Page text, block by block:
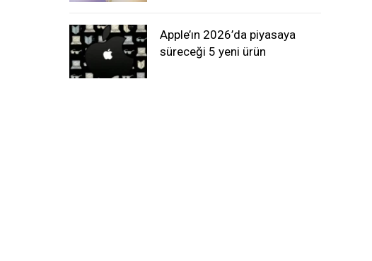
Apple’ın 2026’da piyasaya
süreceği 5 yeni ürün